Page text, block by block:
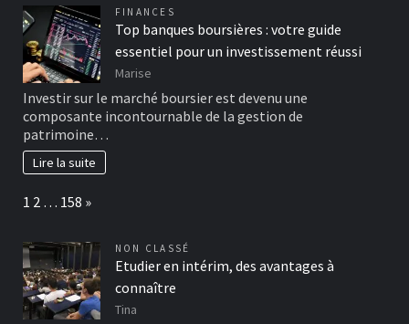
FINANCES
Top banques boursières : votre guide
essentiel pour un investissement réussi
Marise
Investir sur le marché boursier est devenu une
composante incontournable de la gestion de
patrimoine…
Lire la suite
Page:
1 2 … 158 Next
»
NON CLASSÉ
Etudier en intérim, des avantages à
connaître
Tina